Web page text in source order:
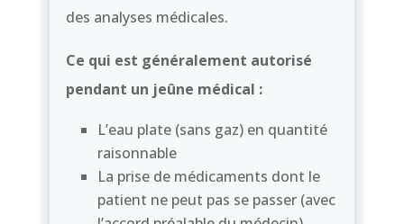
des analyses médicales.
Ce qui est généralement autorisé
pendant un jeûne médical :
L’eau plate (sans gaz) en quantité
raisonnable
La prise de médicaments dont le
patient ne peut pas se passer (avec